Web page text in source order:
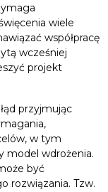
wiele
współpracę
wcześniej
projekt
przyjmując
w tym
model wdrożenia.
być
rozwiązania. Tzw.